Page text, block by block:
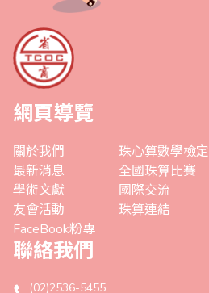
網頁導覽
關於我們
最新消息
學術文獻
友會活動
FaceBook粉專
珠心算數學檢定
全國珠算比賽
國際交流
珠算連結
聯絡我們
(02)2536-5455